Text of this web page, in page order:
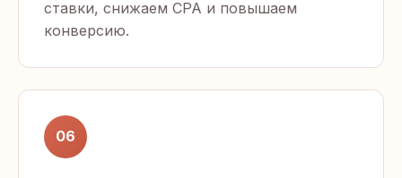
ставки, снижаем CPA и повышаем
конверсию.
06